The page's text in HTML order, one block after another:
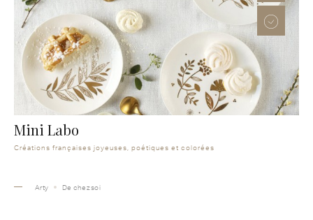
Mini Labo
Créations françaises joyeuses, poétiques et colorées
Arty De chez soi